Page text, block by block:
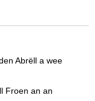
Abrëll a wee
Froen an an